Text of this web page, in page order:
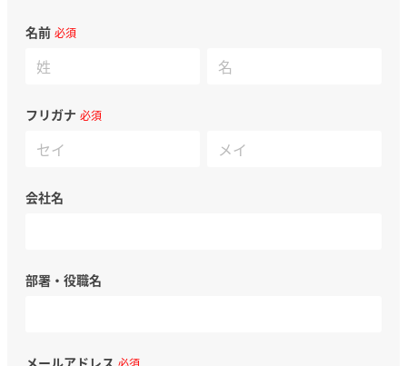
名前 必須
フリガナ 必須
会社名
部署・役職名